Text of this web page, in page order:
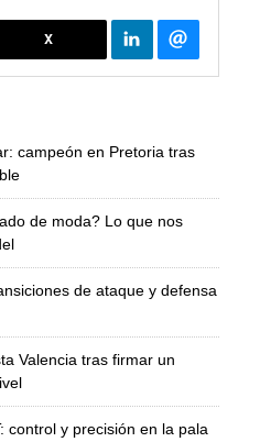
X
campeón en Pretoria tras
de moda? Lo que nos
de ataque y defensa
Valencia tras firmar un
control y precisión en la pala